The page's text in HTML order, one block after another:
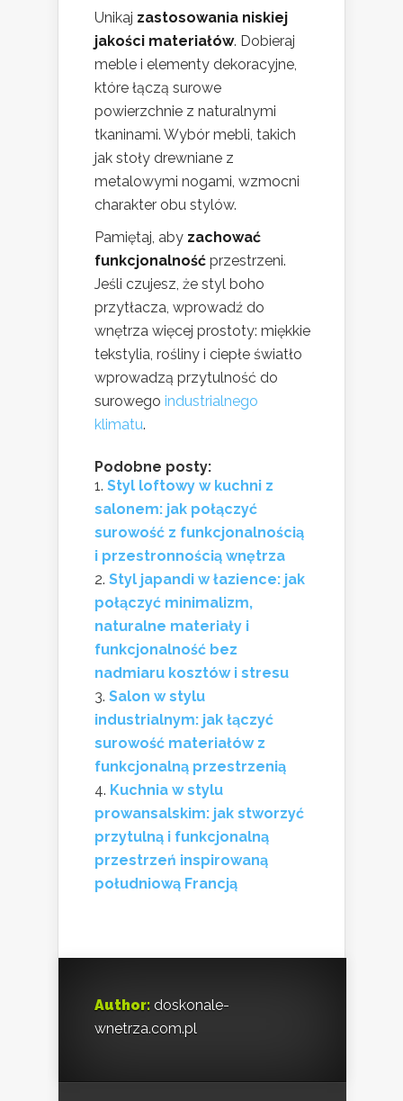
Unikaj zastosowania niskiej
jakości materiałów. Dobieraj
meble i elementy dekoracyjne,
które łączą surowe
powierzchnie z naturalnymi
tkaninami. Wybór mebli, takich
jak stoły drewniane z
metalowymi nogami, wzmocni
charakter obu stylów.
Pamiętaj, aby zachować
funkcjonalność przestrzeni.
Jeśli czujesz, że styl boho
przytłacza, wprowadź do
wnętrza więcej prostoty: miękkie
tekstylia, rośliny i ciepłe światło
wprowadzą przytulność do
surowego industrialnego
klimatu.
Podobne posty:
Styl loftowy w kuchni z
salonem: jak połączyć
surowość z funkcjonalnością
i przestronnością wnętrza
Styl japandi w łazience: jak
połączyć minimalizm,
naturalne materiały i
funkcjonalność bez
nadmiaru kosztów i stresu
Salon w stylu
industrialnym: jak łączyć
surowość materiałów z
funkcjonalną przestrzenią
Kuchnia w stylu
prowansalskim: jak stworzyć
przytulną i funkcjonalną
przestrzeń inspirowaną
południową Francją
Author: doskonale-
wnetrza.com.pl